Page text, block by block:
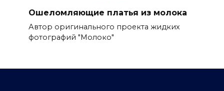
Ошеломляющие платья из молока
Автор оригинального проекта жидких
фотографий "Молоко"